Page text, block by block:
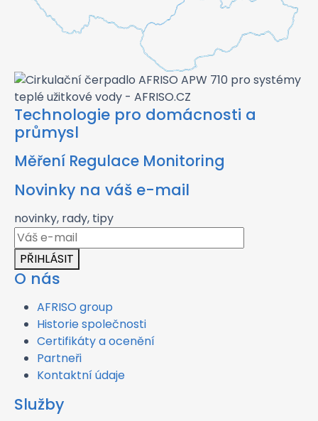
Technologie pro domácnosti a
průmysl
Měření Regulace Monitoring
Novinky na váš e-mail
novinky, rady, tipy
PŘIHLÁSIT
O nás
AFRISO group
Historie společnosti
Certifikáty a ocenění
Partneři
Kontaktní údaje
Služby